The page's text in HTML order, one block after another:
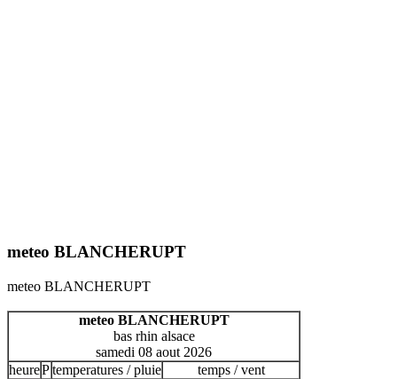
meteo BLANCHERUPT
meteo BLANCHERUPT
meteo BLANCHERUPT
bas rhin alsace
samedi 08 aout 2026
heurePtemperatures / pluie temps / vent